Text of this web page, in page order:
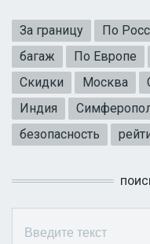
За границу По
багаж
По Европе
Скидки
Москва
Индия
безопасность